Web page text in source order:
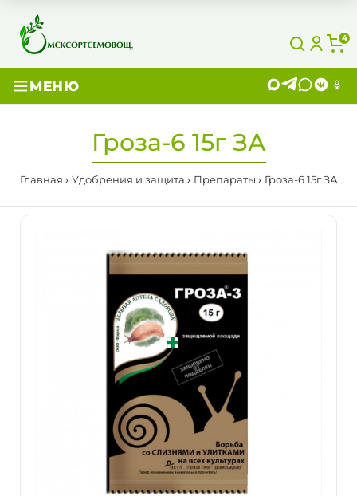
4
МЕНЮ
Гроза-6 15г ЗА
Главная Удобрения и защита Препараты Гроза-6 15г ЗА